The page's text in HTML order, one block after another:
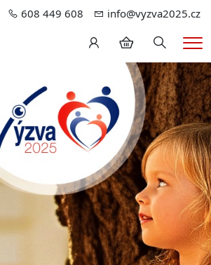
608 449 608 info@vyzva2025.cz
Hledání